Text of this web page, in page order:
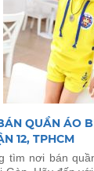
QUẦN ÁO
12, TPHCM
tìm nơi bán